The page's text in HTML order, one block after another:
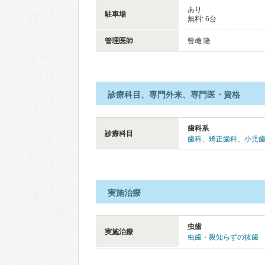
駐車場
あり
無料: 6台
管理医師 曾雌 隆
診療科目、専門外来、専門医・資格
診療科目
歯科系
歯科、 矯正歯科、 小児
実施治療
実施治療
虫歯
虫歯・親知らずの抜歯